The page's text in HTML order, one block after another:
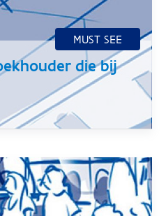
die bij